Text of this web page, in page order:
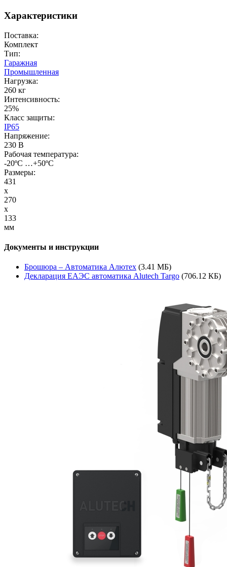
Характеристики
Поставка:
Комплект
Тип:
Гаражная
Промышленная
Нагрузка:
260 кг
Интенсивность:
25%
Класс защиты:
IP65
Напряжение:
230 В
Рабочая температура:
-20ºС …+50ºС
Размеры:
431
x
270
x
133
мм
Документы и инструкции
Брошюра – Автоматика Алютех (3.41 МБ)
Декларация ЕАЭС автоматика Alutech Targo (706.12 КБ)